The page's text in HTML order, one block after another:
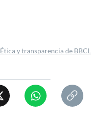
Ética y transparencia de BBCL